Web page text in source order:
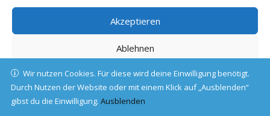
Akzeptieren
Ablehnen
Einstellungen ansehen
Cookie-RichtlinieDatenschutz
Wir nutzen Cookies. Für diese wird deine Einwilligung benötigt.
Durch Nutzen der Website oder mit einem Klick auf „Ausblenden“
gibst du die Einwilligung.Ausblenden